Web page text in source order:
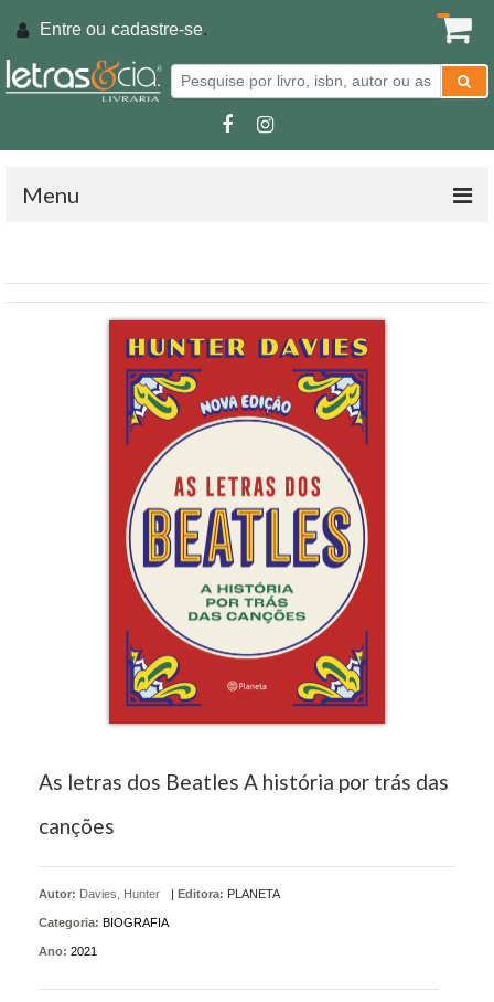
Entre ou cadastre-se.
Menu
As letras dos Beatles A história por trás das
canções
Autor: Davies, Hunter | Editora: PLANETA
Categoria: BIOGRAFIA
Ano: 2021